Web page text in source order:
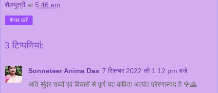
शैलपुत्री at 5:46 am
शेयर करें
3 टिप्‍पणियां:
Sonneteer Anima Das 7 सितंबर 2022 को 1:12 pm बजे
अति सुंदर शब्दों एवं विचारों से पूर्ण यह कविता अत्यंत प्रेरणास्पद है 🌹🙏